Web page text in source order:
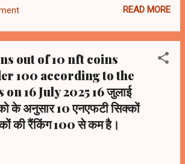
(ICP) #rank47 4) Render (RENDER)
Superintelligence Alliance (FET) #rank66
READ MORE
out of 10 nft coins
100 according to the
16 July 2025 16 जुलाई
के अनुसार 10 एनएफटी सिक्कों
की रैंकिंग 100 से कम है।